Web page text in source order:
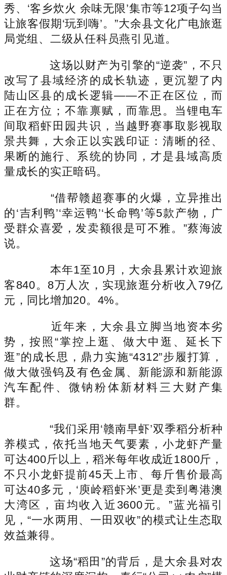
秀、‘客乡炊火 余味无限’集市等12项子勾当
让旅客假期‘玩到嗨’。”大余县文化广电旅逛
局党组、二级从任科员燕引见道。
这场以财产为引擎的“逆袭”，不只
改写了县域经济的成长轨迹，更沉塑了内
陆山区县的成长逻辑——不正在区位，而
正在方位；不靠禀赋，而靠思。当锂电车
间取稻虾田园共识，当越野赛事取影视取
景共舞，大余正以实践印证：清晰的径、
果断的施行、系统的协同，才是县域高质
量成长的实正暗码。
“借帮赣超赛事的火爆，立异推出
的‘吉利鸭’‘幸运鸭’‘长命鸭’等5款产物，广
受群众喜爱，发卖额很是可不雅。”蔡海波
说。
本年1至10月，大余县累计欢迎旅
客840。8万人次，实现旅逛分析收入79亿
元，同比增加20。4%。
近年来，大余县立脚当地资本劣
势，按照“掌控上逛、做大中逛、延长下
逛”的成长思，鼎力实施“4312”步履打算，
做大做强钨及有色金属、新能源和新能源
汽车配件、微钠粉体新材料三大财产集
群。
“我们采用‘赣南早虾’双季稻分析种
养模式，依托当地天气要素，小龙虾产量
可达400斤以上，稻米每年收成近1800斤，
不只小龙虾提前45天上市、每斤售价最高
可达40多元，‘庾岭稻虾米’更是卖到粤港澳
大湾区，亩均收入近3600元。”蓝光福引
见，“一水两用、一田双收”的模式让生态取
效益兼得。
这场“稻田”的背后，是大余县对农